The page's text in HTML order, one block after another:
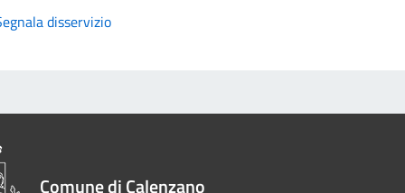
disservizio
Comune di Calenzano